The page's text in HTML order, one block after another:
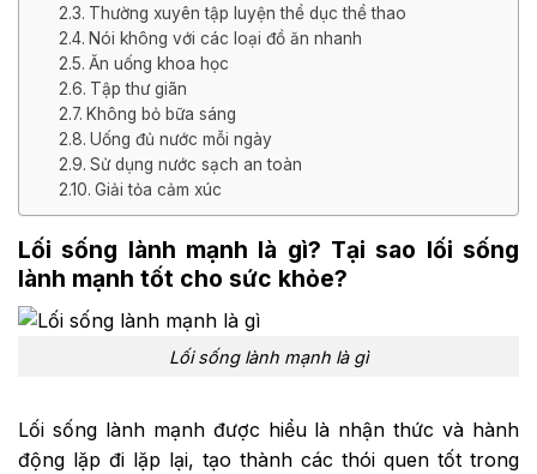
Thường xuyên tập luyện thể dục thể thao
Nói không với các loại đồ ăn nhanh
Ăn uống khoa học
Tập thư giãn
Không bỏ bữa sáng
Uống đủ nước mỗi ngày
Sử dụng nước sạch an toàn
Giải tỏa cảm xúc
Lối sống lành mạnh là gì? Tại sao lối sống
lành mạnh tốt cho sức khỏe?
Lối sống lành mạnh là gì
Lối sống lành mạnh được hiểu là nhận thức và hành
động lặp đi lặp lại, tạo thành các thói quen tốt trong